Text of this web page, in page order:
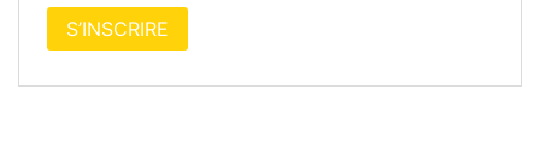
S’INSCRIRE